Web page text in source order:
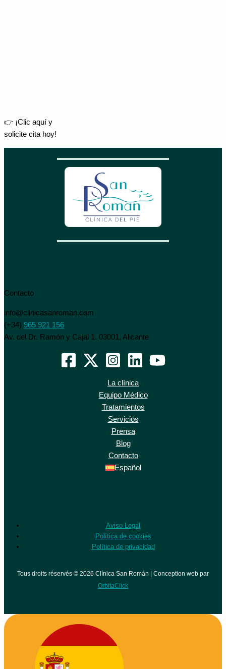
👉 ¡Clic aquí y
solicite cita hoy!
Contacto
info@clinicasanroman.com
(+34) 965 921 156
Av. del Dr. Ramón y Cajal 1. 03001, Alicante
La clínica
Equipo Médico
Tratamientos
Servicios
Prensa
Blog
Contacto
Español
Aviso Legal
Política de cookies
Política de privacidad
Tous droits réservés © 2026 Clínica San Román | Conception web par
OrbitaClick